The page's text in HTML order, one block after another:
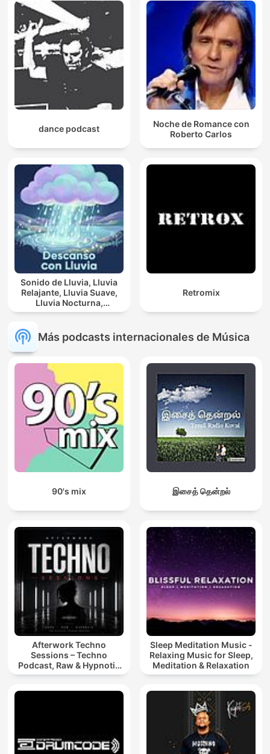
dance podcast
Noche de Romance con
Roberto Carlos
Sonido de Lluvia, Lluvia
Relajante, Lluvia Suave,
Lluvia Nocturna,
Descanso Con Lluvia
Retromix
Más podcasts internacionales de Música
90's mix இசைத் தென்றல்
Afterwork Techno
Sessions – Techno
Podcast, Raw & Hypnotic
Techno Mixes
Sleep Meditation Music -
Relaxing Music for Sleep,
Meditation & Relaxation